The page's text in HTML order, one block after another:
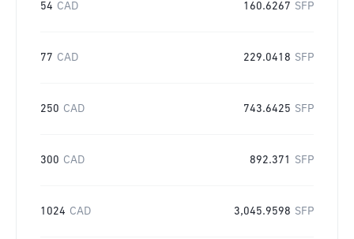
54 CAD 160.6267 SFP
77 CAD 229.0418 SFP
250 CAD 743.6425 SFP
300 CAD 892.371 SFP
1024 CAD 3,045.9598 SFP